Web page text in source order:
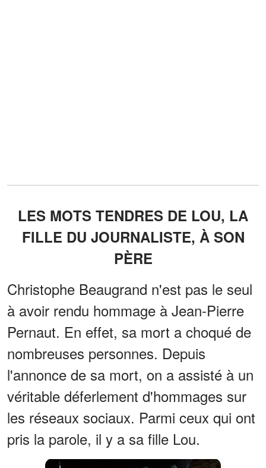
LES MOTS TENDRES DE LOU, LA
FILLE DU JOURNALISTE, À SON
PÈRE
Christophe Beaugrand n'est pas le seul
à avoir rendu hommage à Jean-Pierre
Pernaut. En effet, sa mort a choqué de
nombreuses personnes. Depuis
l'annonce de sa mort, on a assisté à un
véritable déferlement d'hommages sur
les réseaux sociaux. Parmi ceux qui ont
pris la parole, il y a sa fille Lou.